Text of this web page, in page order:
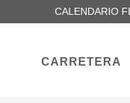
CALENDARIO
CARRETERA